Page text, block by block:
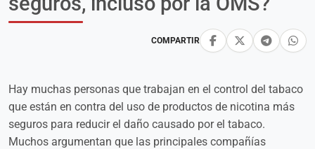
COMPARTIR
Hay muchas personas que trabajan en el control del tabaco
que están en contra del uso de productos de nicotina más
seguros para reducir el daño causado por el tabaco.
Muchos argumentan que las principales compañías